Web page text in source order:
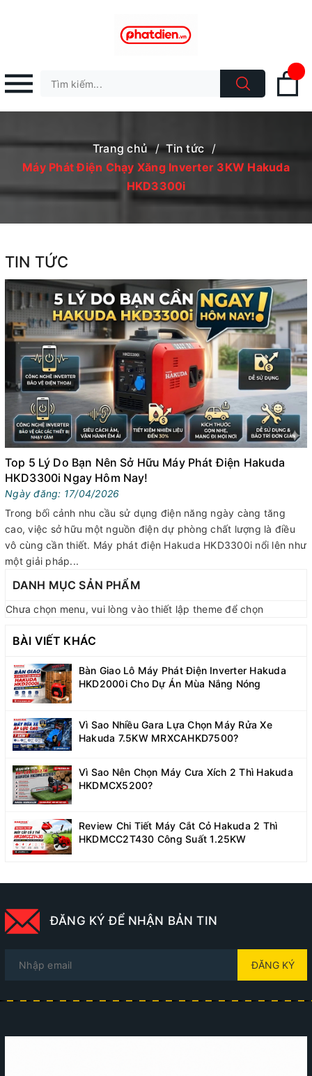
Trang chủ / Tin tức /
Máy Phát Điện Chạy Xăng Inverter 3KW Hakuda
HKD3300i
TIN TỨC
Top 5 Lý Do Bạn Nên Sở Hữu Máy Phát Điện Hakuda
HKD3300i Ngay Hôm Nay!
Ngày đăng: 17/04/2026
Trong bối cảnh nhu cầu sử dụng điện năng ngày càng tăng
cao, việc sở hữu một nguồn điện dự phòng chất lượng là điều
vô cùng cần thiết. Máy phát điện Hakuda HKD3300i nổi lên như
một giải pháp...
DANH MỤC SẢN PHẨM
Chưa chọn menu, vui lòng vào thiết lập theme để chọn
BÀI VIẾT KHÁC
Bàn Giao Lô Máy Phát Điện Inverter Hakuda
HKD2000i Cho Dự Án Mùa Nắng Nóng
Vì Sao Nhiều Gara Lựa Chọn Máy Rửa Xe
Hakuda 7.5KW MRXCAHKD7500?
Vì Sao Nên Chọn Máy Cưa Xích 2 Thì Hakuda
HKDMCX5200?
Review Chi Tiết Máy Cắt Cỏ Hakuda 2 Thì
HKDMCC2T430 Công Suất 1.25KW
ĐĂNG KÝ ĐỂ NHẬN BẢN TIN
ĐĂNG KÝ